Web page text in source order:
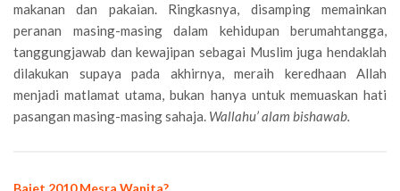
makanan dan pakaian. Ringkasnya, disamping memainkan
peranan masing-masing dalam kehidupan berumahtangga,
tanggungjawab dan kewajipan sebagai Muslim juga hendaklah
dilakukan supaya pada akhirnya, meraih keredhaan Allah
menjadi matlamat utama, bukan hanya untuk memuaskan hati
pasangan masing-masing sahaja. Wallahu’ alam bishawab.
Bajet 2010 Mesra Wanita?